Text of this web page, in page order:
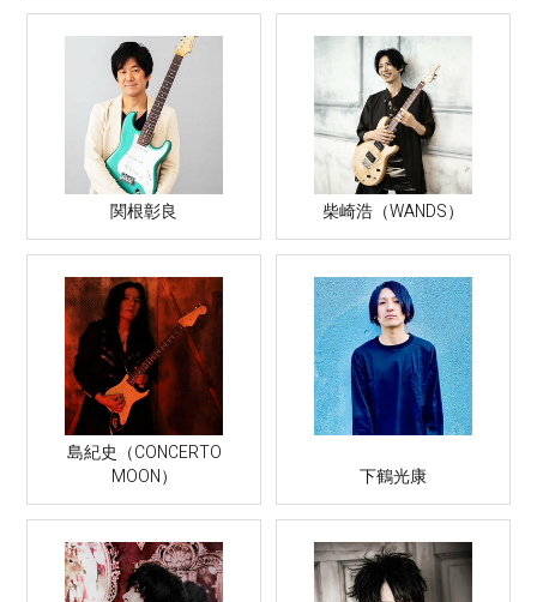
関根彰良 柴崎浩（WANDS）
島紀史（CONCERTO
MOON）
下鶴光康